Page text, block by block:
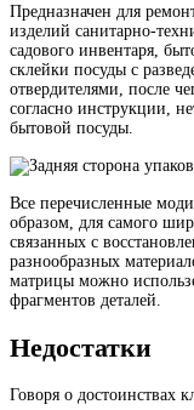
Предназначен для
изделий санитарно-
садового инвентаря,
склейки посуды с
отвердителями, после
согласно инструкции,
бытовой посуды.
Все перечисленные
образом, для самого
связанных с
разнообразных
матрицы можно
фрагментов деталей.
Недостатки
Говоря о достоинствах